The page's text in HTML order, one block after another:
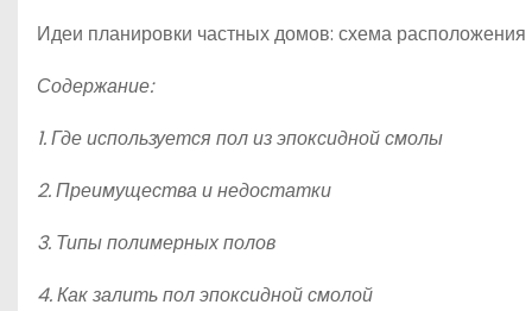
Идеи планировки частных домов: схема
Содержание:
1. Где используется пол из эпоксидной смолы
2. Преимущества и недостатки
3. Типы полимерных полов
4. Как залить пол эпоксидной смолой